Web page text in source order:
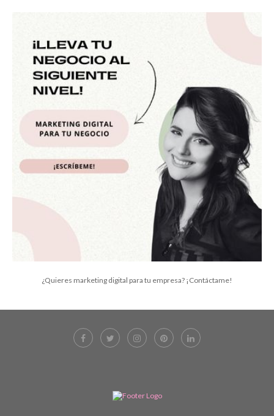
¿Quieres marketing digital para tu empresa? ¡Contáctame!